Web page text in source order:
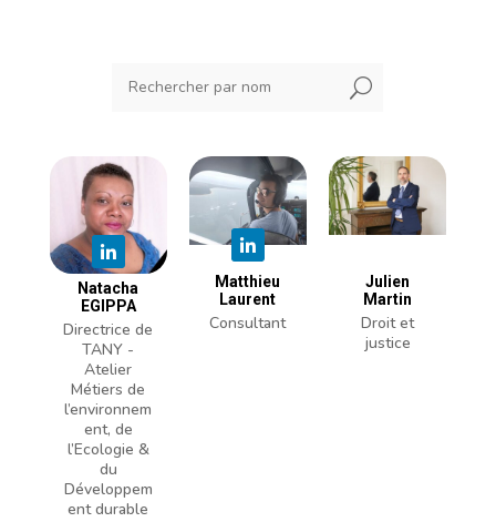
U
Natacha
EGIPPA
Directrice de
TANY -
Atelier
Métiers de
l’environnem
ent, de
l’Ecologie &
du
Développem
ent durable
Matthieu
Laurent
Consultant
Julien
Martin
Droit et
justice